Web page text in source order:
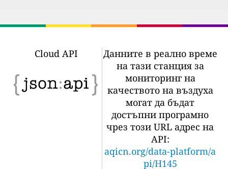
Cloud API
Данните в реално време
на тази станция за
мониторинг на
качеството на въздуха
могат да бъдат
достъпни програмно
чрез този URL адрес на
API:
aqicn.org/data-platform/a
pi/H145